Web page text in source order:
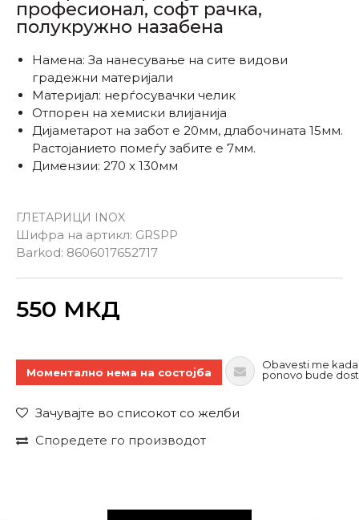
професионал, софт рачка,
полукружно назабена
ГЛЕТАРИЦИ INOX
Шифра на артикл: GRSPP
Barkod: 8606017652717
Намена: За нанесување на сите видови
градежни материјали
Материјал: нерѓосувачки челик
Отпорен на хемиски влијанија
Дијаметарот на забот е 20мм, длабочината 15мм.
Растојанието помеѓу забите е 7мм.
Димензии: 270 x 130мм
550 МКД
Моментално нема на состојба
Obavesti me
ponovo bude
Зачувајте во списокот со желби
Споредете го производот